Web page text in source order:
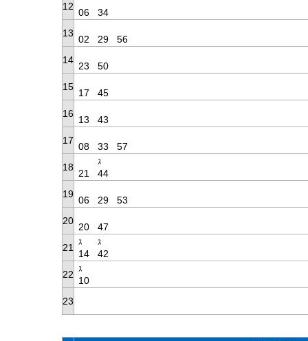
12
06
34
13
02 29
56
14
23
50
15
17
45
16
13
43
17
08 33
57
18
21
ｽ
44
19
06 29
53
20
20
47
21
ｽ
14
ｽ
42
22
ｽ
10
23